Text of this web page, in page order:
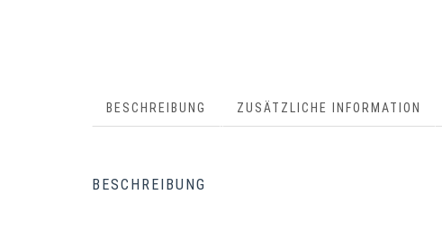
BESCHREIBUNG ZUSÄTZLICHE INFORMATION
BESCHREIBUNG